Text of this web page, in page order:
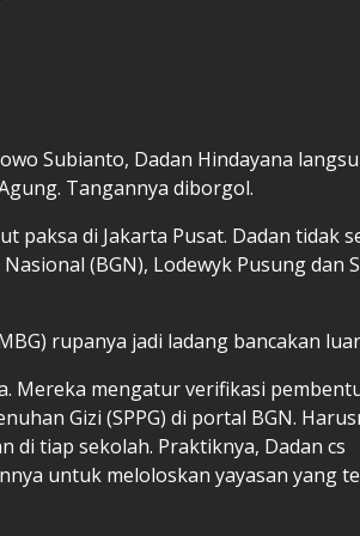
Subianto, Dadan Hindayana
Tangannya diborgol.
paksa di Jakarta Pusat. Dadan tidak
(BGN), Lodewyk Pusung dan
rupanya jadi ladang bancakan
Mereka mengatur verifikasi
Gizi (SPPG) di portal BGN.
di tiap sekolah. Praktiknya, Dadan cs
untuk meloloskan yayasan yang